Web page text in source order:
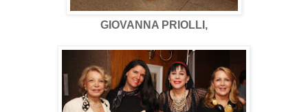
GIOVANNA PRIOLLI,